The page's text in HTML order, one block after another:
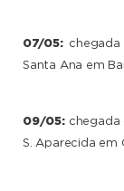
07/05:
Santa Ana em
09/05: chegada
S. Aparecida em